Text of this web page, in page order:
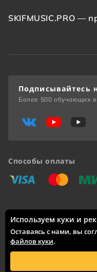
SKIFMUSIC.PRO —
© 2005 – 2026 Каталог
исключительно
Доставка по России:
Екатеринбург, Казань,
Красноярск, Самара, Уфа,
Воронеж, Волгоград,
Способы оплаты
«Виза»
Подписывайтесь
Более 500 обучающих
Используем куки и
Оставаясь с нами, вы
файлов куки.